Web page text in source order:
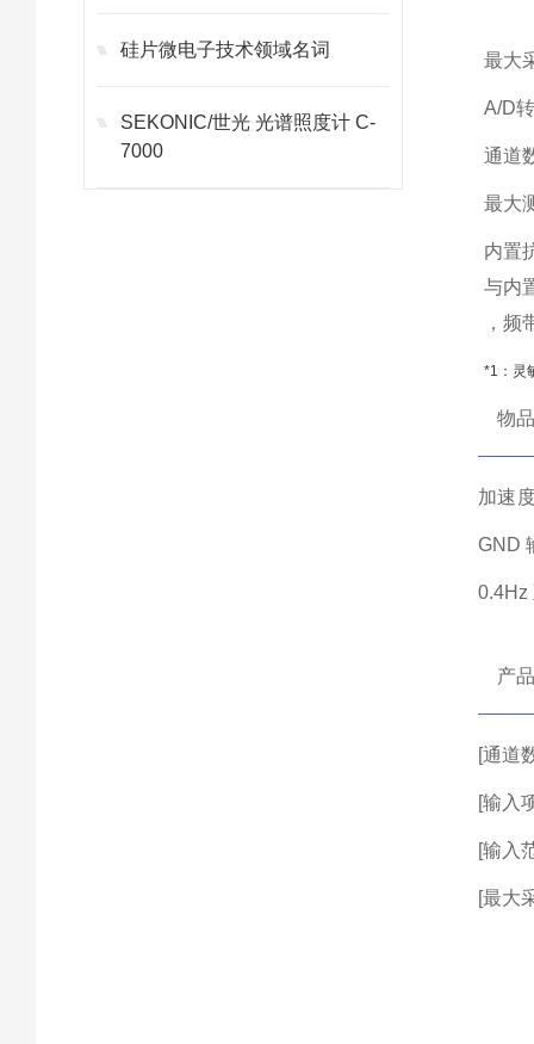
硅片微电子技术领域名词
SEKONIC/世光 光谱照度计 C-
7000
最大
A/D
通道
最大
内置
与内
，频
*1：灵
物
加速
GND
0.4Hz
产
[通道
[输入
[输入
[最大